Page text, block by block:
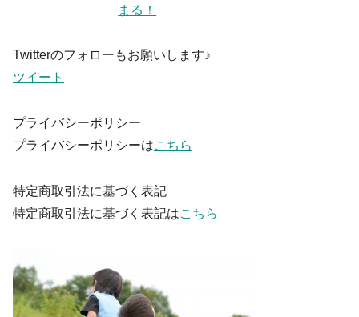
まる！
Twitterのフォローもお願いします♪
ツイート
プライバシーポリシー
プライバシーポリシーはこちら
特定商取引法に基づく表記
特定商取引法に基づく表記はこちら